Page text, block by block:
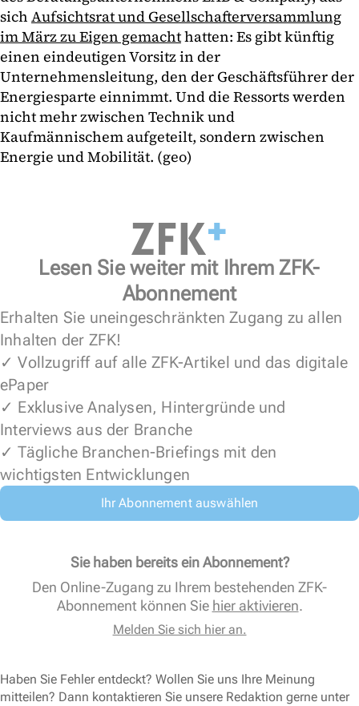
sich Aufsichtsrat und Gesellschafterversammlung
im März zu Eigen gemachthatten: Es gibt künftig
einen eindeutigen Vorsitz in der
Unternehmensleitung, den der Geschäftsführer der
Energiesparte einnimmt. Und die Ressorts werden
nicht mehr zwischen Technik und
Kaufmännischem aufgeteilt, sondern zwischen
Energie und Mobilität. (geo)
Lesen Sie weiter mit Ihrem ZFK-
Abonnement
Erhalten Sie uneingeschränkten Zugang zu allen
Inhalten der ZFK!
✓ Vollzugriff auf alle ZFK-Artikel und das digitale
ePaper
✓ Exklusive Analysen, Hintergründe und
Interviews aus der Branche
✓ Tägliche Branchen-Briefings mit den
wichtigsten Entwicklungen
Ihr Abonnement auswählen
Sie haben bereits ein Abonnement?
Den Online-Zugang zu Ihrem bestehenden ZFK-
Abonnement können Sie hier aktivieren.
Melden Sie sich hier an.
Haben Sie Fehler entdeckt? Wollen Sie uns Ihre Meinung
mitteilen? Dann kontaktieren Sie unsere Redaktion gerne unter